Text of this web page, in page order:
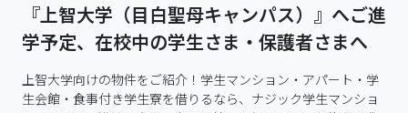
『上智大学（目白聖母キャンパス）』へご進
学予定、在校中の学生さま・保護者さまへ
上智大学向けの物件をご紹介！学生マンション・アパート・学
生会館・食事付き学生寮を借りるなら、ナジック学生マンショ